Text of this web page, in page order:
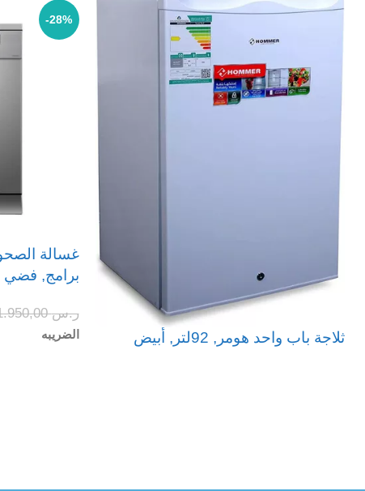
ThinQ (واي فاي) : نعم
المنشأ: الصين
ثلاجة باب واحد هومر, 92لتر, أبيض
-28%
برامج, فضي
ر.س1.950,00
الضريبه